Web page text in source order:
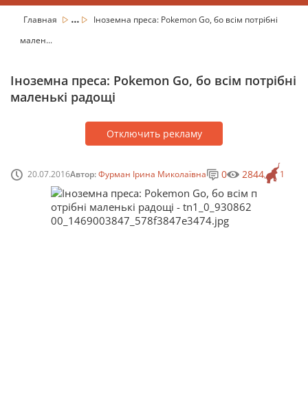
Главная ...
Іноземна преса: Pokemon Go, бо всім потрібні
мален...
Іноземна преса: Pokemon Go, бо всім потрібні
маленькі радощі
Отключить рекламу
20.07.2016Автор:Фурман Ірина Миколаївна 1
0 2844